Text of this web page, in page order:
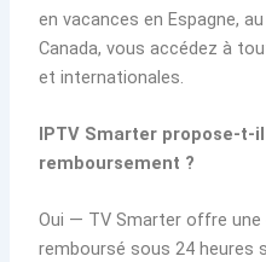
en vacances en Espagne,
Canada, vous accédez à
et internationales.
IPTV Smarter propose-t-
remboursement ?
Oui — TV Smarter offre
remboursé sous 24 heures